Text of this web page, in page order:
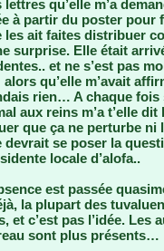
lettres qu’elle m’a
à partir du poster pour
les ait faites distribuer
surprise. Elle était
et ne s’est pas
qu’elle m’avait
rien… A chaque
aux reins m’a t’elle
que ça ne perturbe
devrait se poser la
locale d’alofa..
est passée
la plupart des
et c’est pas l’idée.
sont plus présents…